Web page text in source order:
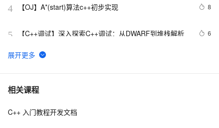
4 【OJ】A*(start)算法c++初步实现 8
5 【C++调试】深入探索C++调试：从DWARF到堆栈解析 6
6
【C++STL基础入门】深入浅出string类的比较
7 C++错误解决办法：pure virtual method called
8 C++ template 学习归纳2
相关课程
C++ 入门教程开发文档